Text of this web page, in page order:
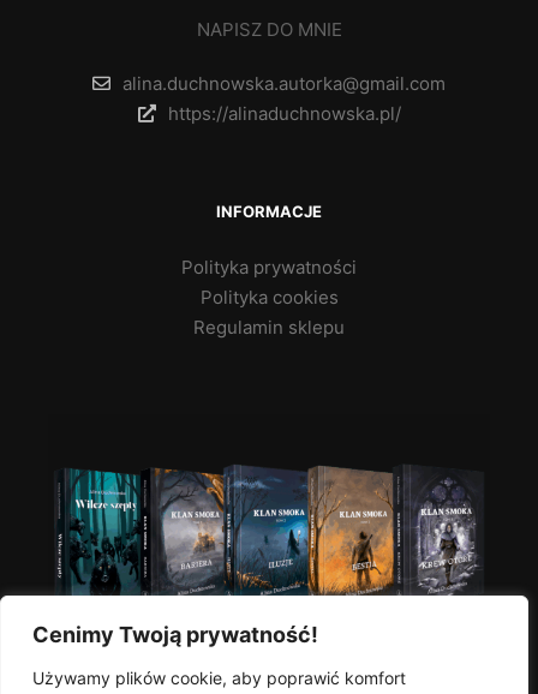
Cenimy Twoją prywatność!
Używamy plików cookie, aby poprawić komfort
NAPISZ DO MNIE
alina.duchnowska.autorka@gmail.com
https://alinaduchnowska.pl/
INFORMACJE
Polityka prywatności
Polityka cookies
Regulamin sklepu